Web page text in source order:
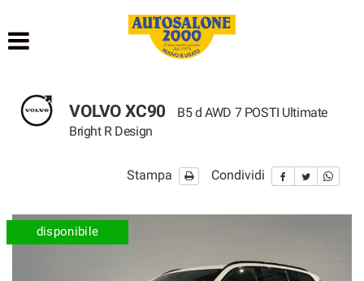
NOLEGGIO BREVE TERMINE
NOLEGGIO LUNGO TERMINE
ACQUISTIAMO USATO
VOLVO XC90
B5 d AWD 7 POSTI Ultimate
Bright R Design
Stampa Condividi
disponibile